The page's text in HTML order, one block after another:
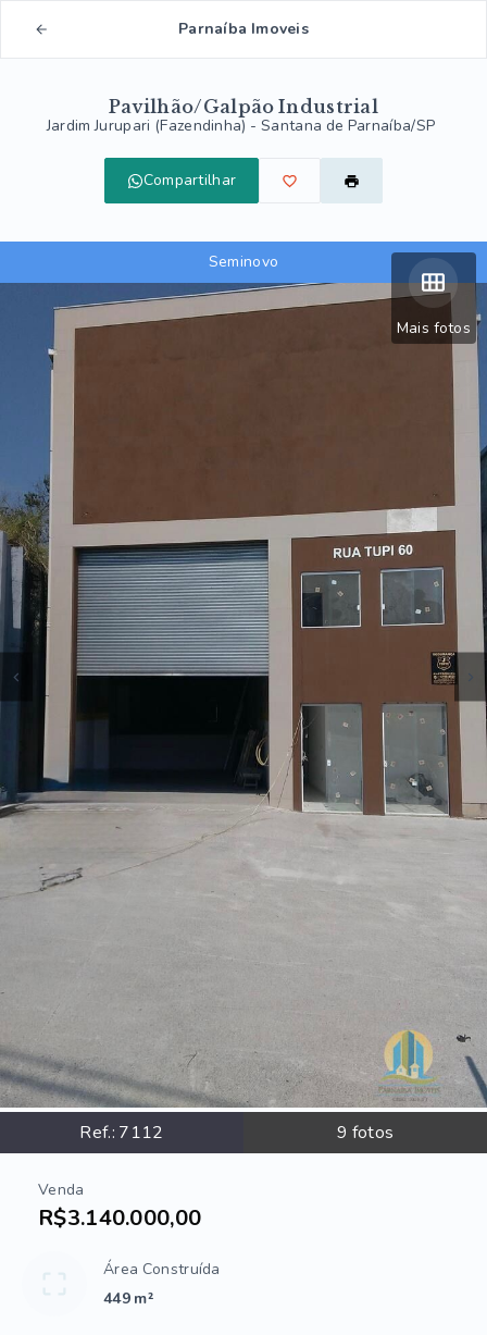
Parnaíba Imoveis
Pavilhão/Galpão Industrial
Jardim Jurupari (Fazendinha) - Santana de Parnaíba/SP
Compartilhar
Mais fotos
Ref.: 7112 9 fotos
Seminovo
Venda
R$3.140.000,00
Área Construída
449 m²